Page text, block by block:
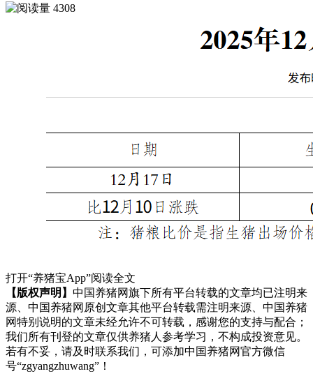
4308
打开“养猪宝App”阅读全文
【版权声明】 中国养猪网旗下所有平台转载的文章均已注明来
源、中国养猪网原创文章其他平台转载需注明来源、中国养猪
网特别说明的文章未经允许不可转载，感谢您的支持与配合；
我们所有刊登的文章仅供养猪人参考学习，不构成投资意见。
若有不妥，请及时联系我们，可添加中国养猪网官方微信
号“zgyangzhuwang”！